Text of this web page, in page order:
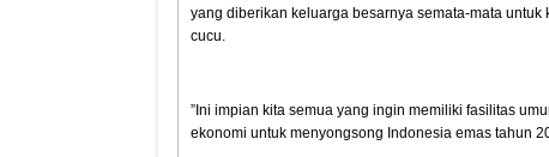
yang diberikan keluarga besarnya semata-mata
cucu.
”Ini impian kita semua yang ingin memiliki fasilitas
ekonomi untuk menyongsong Indonesia emas tahun